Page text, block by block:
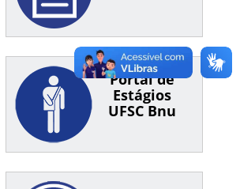
Portal de
Estágios
UFSC Bnu